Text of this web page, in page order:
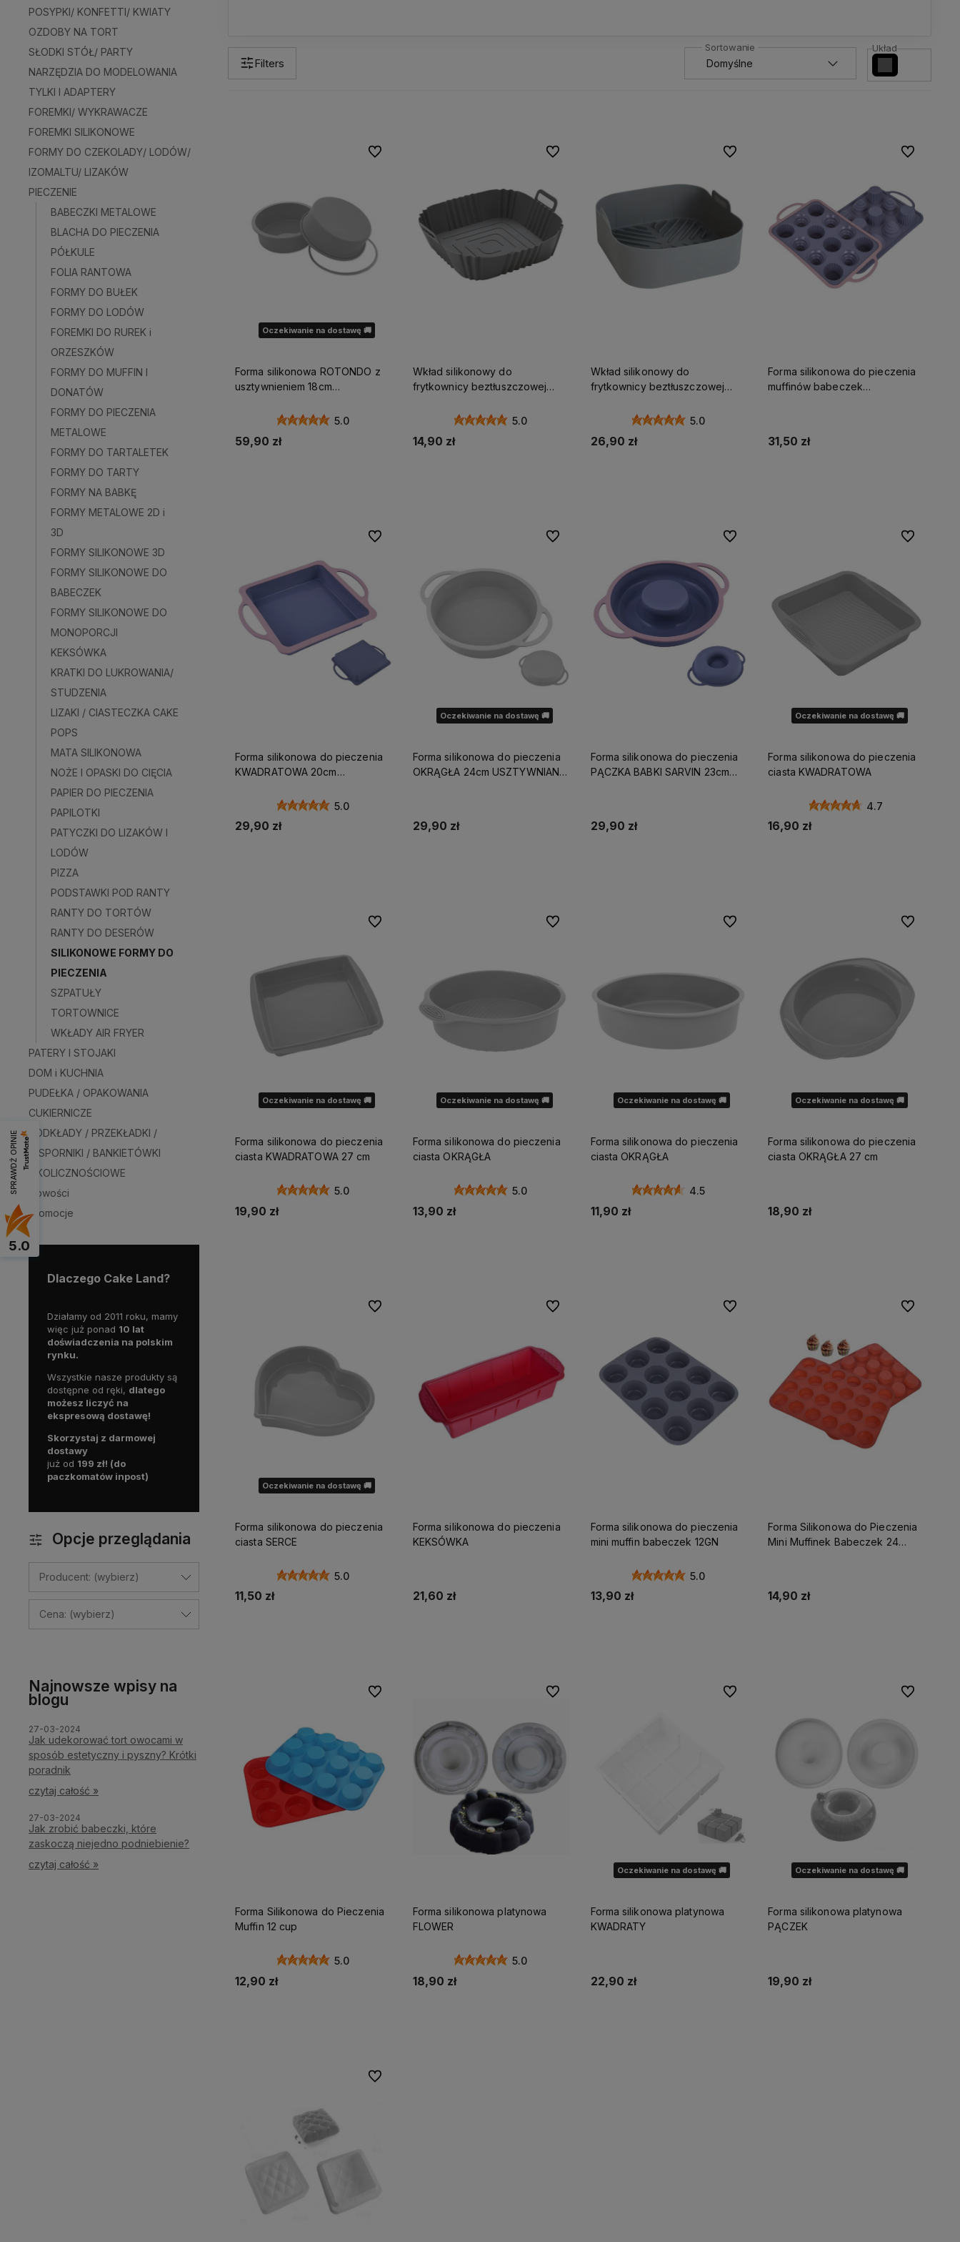
POSYPKI/ KONFETTI/ KWIATY
OZDOBY NA TORT
SŁODKI STÓŁ/ PARTY
NARZĘDZIA DO MODELOWANIA
TYLKI I ADAPTERY
FOREMKI/ WYKRAWACZE
FOREMKI SILIKONOWE
FORMY DO CZEKOLADY/ LODÓW/
IZOMALTU/ LIZAKÓW
PIECZENIE
BABECZKI METALOWE
BLACHA DO PIECZENIA
PÓŁKULE
FOLIA RANTOWA
FORMY DO BUŁEK
FORMY DO LODÓW
FOREMKI DO RUREK i
ORZESZKÓW
FORMY DO MUFFIN I
DONATÓW
FORMY DO PIECZENIA
METALOWE
FORMY DO TARTALETEK
FORMY DO TARTY
FORMY NA BABKĘ
FORMY METALOWE 2D i
3D
FORMY SILIKONOWE 3D
FORMY SILIKONOWE DO
BABECZEK
FORMY SILIKONOWE DO
MONOPORCJI
KEKSÓWKA
KRATKI DO LUKROWANIA/
STUDZENIA
LIZAKI / CIASTECZKA CAKE
POPS
MATA SILIKONOWA
NOŻE I OPASKI DO CIĘCIA
PAPIER DO PIECZENIA
PAPILOTKI
PATYCZKI DO LIZAKÓW I
LODÓW
PIZZA
PODSTAWKI POD RANTY
RANTY DO TORTÓW
RANTY DO DESERÓW
SILIKONOWE FORMY DO
PIECZENIA
SZPATUŁY
TORTOWNICE
WKŁADY AIR FRYER
PATERY I STOJAKI
DOM i KUCHNIA
PUDEŁKA / OPAKOWANIA
CUKIERNICZE
PODKŁADY / PRZEKŁADKI /
WSPORNIKI / BANKIETÓWKI
OKOLICZNOŚCIOWE
Nowości
Promocje
Dlaczego Cake Land?
Działamy od 2011 roku, mamy
więc już ponad 10 lat
doświadczenia na polskim
rynku.
Wszystkie nasze produkty są
dostępne od ręki, dlatego
możesz liczyć na
ekspresową dostawę!
Skorzystaj z darmowej
dostawy
już od 199 zł! (do
paczkomatów inpost)
Opcje przeglądania
Producent: (wybierz)
Cena: (wybierz)
Najnowsze wpisy na
blogu
Jak udekorować tort owocami w
sposób estetyczny i pyszny? Krótki
poradnik
27-03-2024
czytaj całość »
Jak zrobić babeczki, które
zaskoczą niejedno podniebienie?
27-03-2024
czytaj całość »
Filters
Układ
Oczekiwanie na dostawę 🚚
Forma silikonowa ROTONDO z
usztywnieniem 18cm
5.0
59,90 zł
Do ulubionych
Wkład silikonowy do
frytkownicy beztłuszczowej
forma do pieczenia 5.0
14,90 zł
Do ulubionych
Wkład silikonowy do
frytkownicy beztłuszczowej
20cm forma do pieczenia
5.0
26,90 zł
Do ulubionych
Forma silikonowa do pieczenia
muffinów babeczek
31,50 zł
Do ulubionych
Forma silikonowa do pieczenia
KWADRATOWA 20cm
5.0
29,90 zł
Do ulubionych
Oczekiwanie na dostawę 🚚
Forma silikonowa do pieczenia
OKRĄGŁA 24cm USZTYWNIANA
29,90 zł
Do ulubionych
Forma silikonowa do pieczenia
PĄCZKA BABKI SARVIN 23cm
29,90 zł
Do ulubionych
Oczekiwanie na dostawę 🚚
Forma silikonowa do pieczenia
ciasta KWADRATOWA
4.7
16,90 zł
Do ulubionych
Oczekiwanie na dostawę 🚚
Forma silikonowa do pieczenia
ciasta KWADRATOWA 27 cm
5.0
19,90 zł
Do ulubionych
Oczekiwanie na dostawę 🚚
Forma silikonowa do pieczenia
ciasta OKRĄGŁA
5.0
13,90 zł
Do ulubionych
Oczekiwanie na dostawę 🚚
Forma silikonowa do pieczenia
ciasta OKRĄGŁA
4.5
11,90 zł
Do ulubionych
Oczekiwanie na dostawę 🚚
Forma silikonowa do pieczenia
ciasta OKRĄGŁA 27 cm
18,90 zł
Do ulubionych
Oczekiwanie na dostawę 🚚
Forma silikonowa do pieczenia
ciasta SERCE
5.0
11,50 zł
Do ulubionych
Forma silikonowa do pieczenia
KEKSÓWKA
21,60 zł
Do ulubionych
Forma silikonowa do pieczenia
mini muffin babeczek 12GN
5.0
13,90 zł
Do ulubionych
Forma Silikonowa do Pieczenia
Mini Muffinek Babeczek 24
14,90 zł
Do ulubionych
Forma Silikonowa do Pieczenia
Muffin 12 cup
5.0
12,90 zł
Do ulubionych
Forma silikonowa platynowa
FLOWER
5.0
18,90 zł
Do ulubionych
Oczekiwanie na dostawę 🚚
Forma silikonowa platynowa
KWADRATY
22,90 zł
Do ulubionych
Oczekiwanie na dostawę 🚚
Forma silikonowa platynowa
PĄCZEK
19,90 zł
Do ulubionych
Do ulubionych
SPRAWDŹ OPINIE
5.0